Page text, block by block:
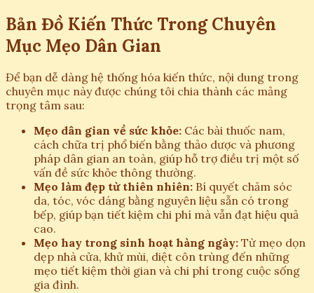
Bản Đồ Kiến Thức Trong Chuyên
Mục Mẹo Dân Gian
Để bạn dễ dàng hệ thống hóa kiến thức, nội dung trong
chuyên mục này được chúng tôi chia thành các mảng
trọng tâm sau:
Mẹo dân gian về sức khỏe: Các bài thuốc nam,
cách chữa trị phổ biến bằng thảo dược và phương
pháp dân gian an toàn, giúp hỗ trợ điều trị một số
vấn đề sức khỏe thông thường.
Mẹo làm đẹp từ thiên nhiên: Bí quyết chăm sóc
da, tóc, vóc dáng bằng nguyên liệu sẵn có trong
bếp, giúp bạn tiết kiệm chi phí mà vẫn đạt hiệu quả
cao.
Mẹo hay trong sinh hoạt hàng ngày: Từ mẹo dọn
dẹp nhà cửa, khử mùi, diệt côn trùng đến những
mẹo tiết kiệm thời gian và chi phí trong cuộc sống
gia đình.